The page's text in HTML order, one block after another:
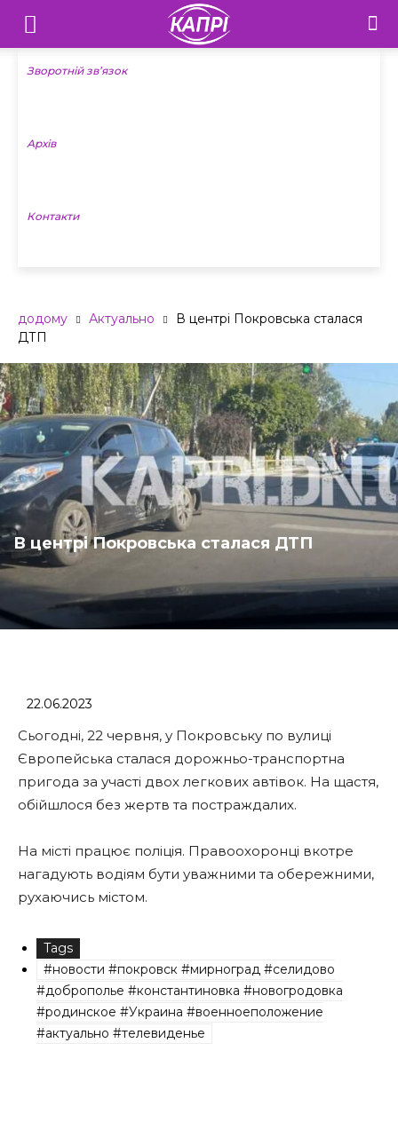
Телебачення
«Капрі»
Новини
Зворотній зв’язок
Архів
Контакти
додому Актуально
В центрі Покровська сталася
ДТП
В центрі Покровська сталася ДТП
22.06.2023
Сьогодні, 22 червня, у Покровську по вулиці
Європейська сталася дорожньо-транспортна
пригода за участі двох легкових автівок. На щастя,
обійшлося без жертв та постраждалих.
На місті працює поліція. Правоохоронці вкотре
нагадують водіям бути уважними та обережними,
рухаючись містом.
Tags
#новости #покровск #мирноград #селидово
#доброполье #константиновка #новогродовка
#родинское #Украина #военноеположение
#актуально #телевиденье